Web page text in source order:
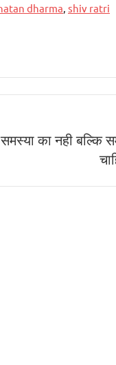
dharma shiv ratri
का नही बल्कि